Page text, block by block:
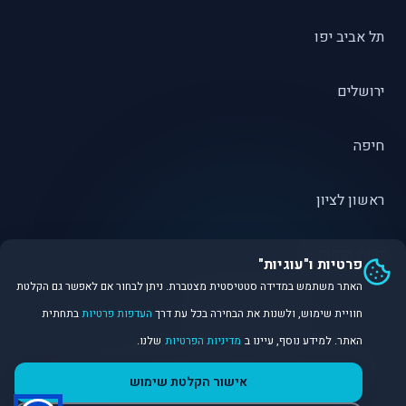
תל אביב יפו
ירושלים
חיפה
ראשון לציון
פתח תקווה
©
פלטפורמת נתונים ובינה מלאכותית לניתוח שוק הנדל״ן.
פרטיות ו"עוגיות"
האתר משתמש במדידה סטטיסטית מצטברת. ניתן לבחור אם לאפשר גם הקלטת
חוויית שימוש, ולשנות את הבחירה בכל עת דרך העדפות פרטיותבתחתית
האתר. למידע נוסף, עיינו ב מדיניות הפרטיות שלנו.
אישור הקלטת שימוש